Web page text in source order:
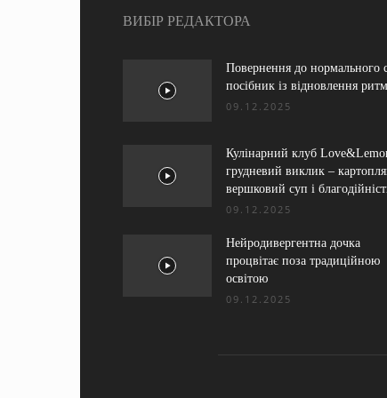
ВИБІР РЕДАКТОРА
Повернення до нормального
посібник із відновлення
09.12.2025
Кулінарний клуб
грудневий виклик –
вершковий суп і
09.12.2025
Нейродивергентна дочка
процвітає поза традиційною
освітою
09.12.2025